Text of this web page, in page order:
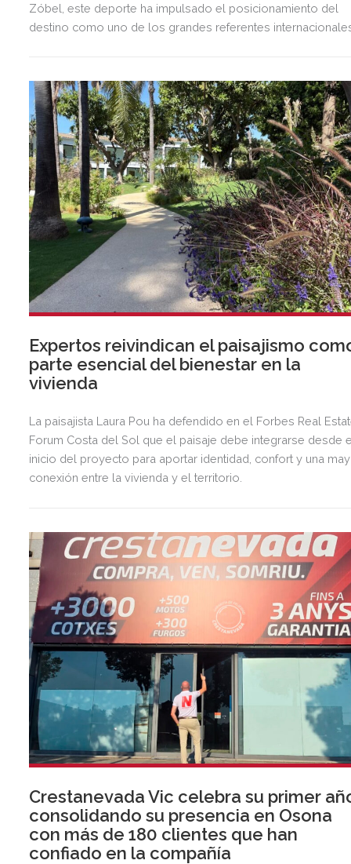
Zóbel, este deporte ha impulsado el posicionamiento del
destino como uno de los grandes referentes
exclusiva agenda social.
Expertos reivindican el paisajismo
parte esencial del bienestar en la
vivienda
La paisajista Laura Pou ha defendido en el Forbes Real
Forum Costa del Sol que el paisaje debe integrarse desde
inicio del proyecto para aportar identidad, confort y una
conexión entre la vivienda y el territorio.
Crestanevada Vic celebra su primer
consolidando su presencia en Osona
con más de 180 clientes que han
confiado en la compañía